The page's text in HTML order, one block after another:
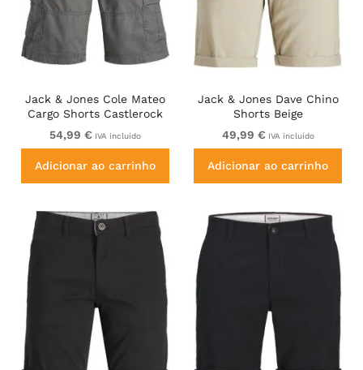
Jack & Jones Cole Mateo
Cargo Shorts Castlerock
54,99 € IVA incluído
Adicionar ao carrinho
Jack & Jones Dave Chino
Shorts Beige
49,99 € IVA incluído
Adicionar ao carrinho